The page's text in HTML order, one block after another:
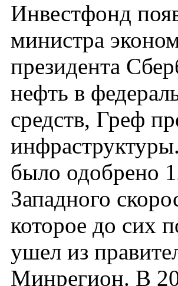
Инвестфонд
министра
президента
нефть в
средств, Греф
было одобрено
Западного
которое до сих
ушел из
Минрегион. В